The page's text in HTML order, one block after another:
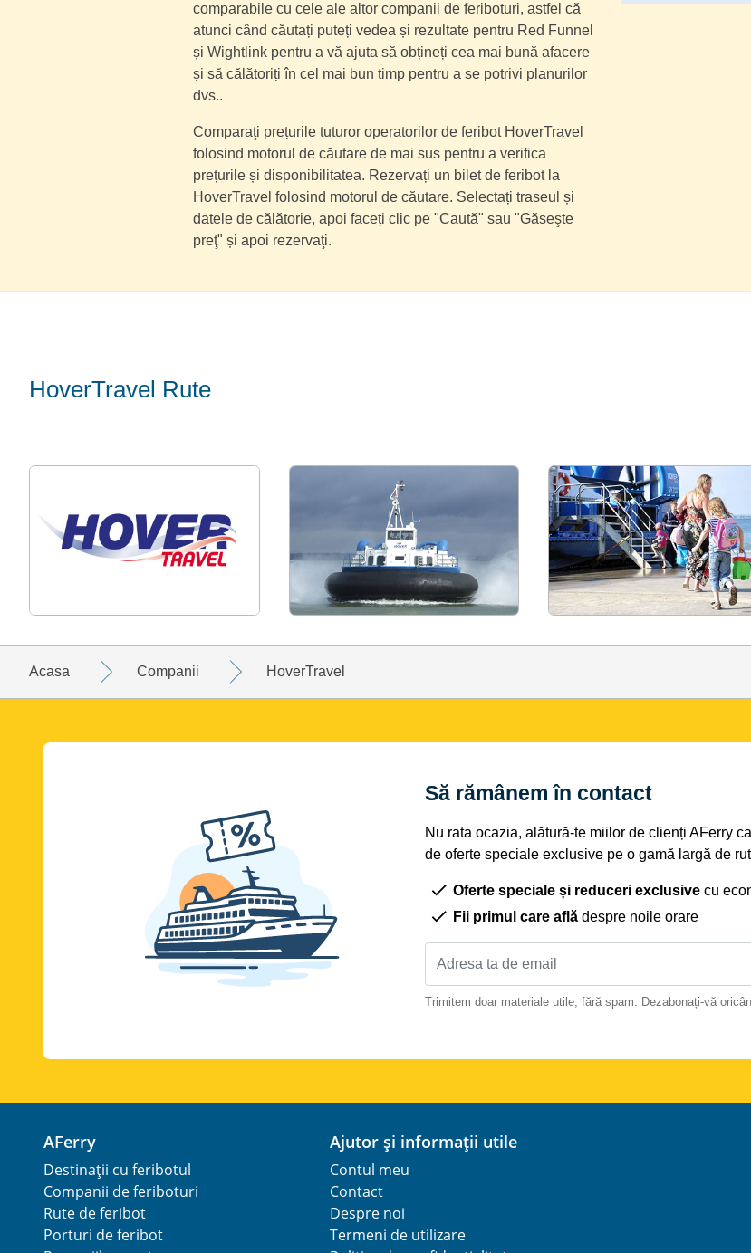
comparabile cu cele ale altor companii de feriboturi, astfel că
atunci când căutați puteți vedea și rezultate pentru Red Funnel
și Wightlink pentru a vă ajuta să obțineți cea mai bună afacere
și să călătoriți în cel mai bun timp pentru a se potrivi planurilor
dvs..
Comparaţi prețurile tuturor operatorilor de feribot HoverTravel
folosind motorul de căutare de mai sus pentru a verifica
prețurile și disponibilitatea. Rezervați un bilet de feribot la
HoverTravel folosind motorul de căutare. Selectați traseul și
datele de călătorie, apoi faceți clic pe "Caută" sau "Găseşte
preţ" și apoi rezervaţi.
HoverTravel Rute
Acasa Companii HoverTravel
Să rămânem în contact
Nu rata ocazia, alătură-te miilor de clienți AFerry
de oferte speciale exclusive pe o gamă largă de
Oferte speciale și reduceri exclusive cu
Fii primul care află despre noile orare
Trimitem doar materiale utile, fără spam. Dezabonați-vă
AFerry
Destinații cu feribotul
Companii de feriboturi
Rute de feribot
Porturi de feribot
Ajutor și informații utile
Contul meu
Contact
Despre noi
Termeni de utilizare